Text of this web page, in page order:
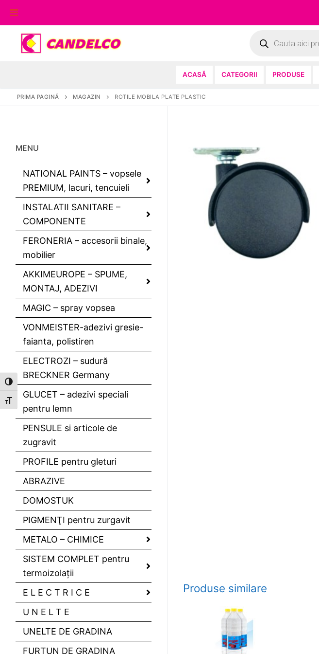
Toggle High Contrast
Toggle Font size
conținut
search
ACASĂ CATEGORII PRODUSE
PRIMA PAGINĂ MAGAZIN ROTILE MOBILA PLATE PLASTIC
Produse similare
MENU
NATIONAL PAINTS – vopsele
PREMIUM, lacuri, tencuieli
INSTALATII SANITARE –
COMPONENTE
FERONERIA – accesorii binale,
mobilier
AKKIMEUROPE – SPUME,
MONTAJ, ADEZIVI
MAGIC – spray vopsea
VONMEISTER-adezivi gresie-
faianta, polistiren
ELECTROZI – sudură
BRECKNER Germany
GLUCET – adezivi speciali
pentru lemn
PENSULE si articole de
zugravit
PROFILE pentru gleturi
ABRAZIVE
DOMOSTUK
PIGMENŢI pentru zurgavit
METALO – CHIMICE
SISTEM COMPLET pentru
termoizolaţii
E L E C T R I C E
U N E L T E
UNELTE DE GRADINA
FURTUN DE GRADINA